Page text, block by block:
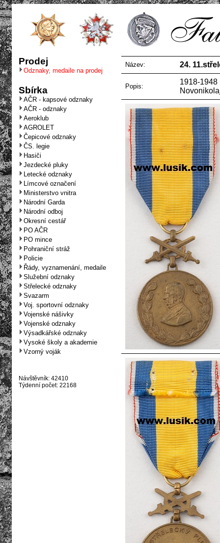
Prodej
Odznaky, medaile na prodej
Sbírka
AČR - kapsové odznaky
AČR - odznaky
Aeroklub
AGROLET
Čepicové odznaky
ČS. legie
Hasiči
Jezdecké pluky
Letecké odznaky
Límcové označení
Ministerstvo vnitra
Národní Garda
Národní odboj
Okresní cestář
PO AČR
PO mince
Pohraniční stráž
Policie
Řády, vyznamenání, medaile
Služební odznaky
Střelecké odznaky
Svazarm
Voj. sportovní odznaky
Vojenské nášivky
Vojenské odznaky
Výsadkářské odznaky
Vysoké školy a akademie
Vzorný voják
Návštěvník: 42410
Týdenní počet: 22168
Název: 24.
Popis:
1918-1948